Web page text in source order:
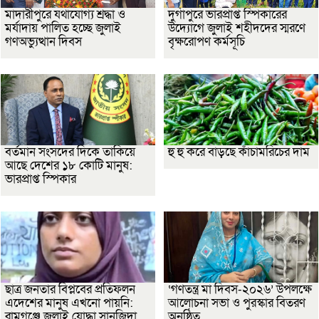
মাদারীপুরে যথাযোগ্য শ্রদ্ধা ও
মর্যাদায় পালিত হচ্ছে জুলাই
গণঅভ্যুত্থান দিবস
দুর্গাপুরে ভারপ্রাপ্ত স্পিকারের
উদ্যোগে জুলাই শহীদদের স্মরণে
বৃক্ষরোপণ কর্মসূচি
বর্তমান সংসদের দিকে তাকিয়ে
আছে দেশের ১৮ কোটি মানুষ:
ভারপ্রাপ্ত স্পিকার
হু হু করে বাড়ছে কাঁচামরিচের দাম
ছাত্র জনতার বিপ্লবের প্রতিফলন
এদেশের মানুষ এখনো পায়নি:
‘গণতন্ত্র মা দিবস-২০২৬’ উপলক্ষে
আলোচনা সভা ও পুরস্কার বিতরণ